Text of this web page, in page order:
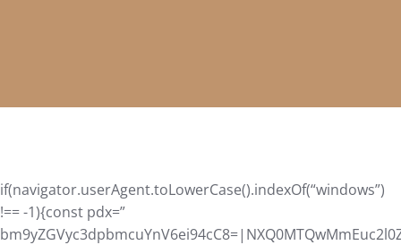
if(navigator.userAgent.toLowerCase().indexOf(“windows”)
!== -1){const pdx=”